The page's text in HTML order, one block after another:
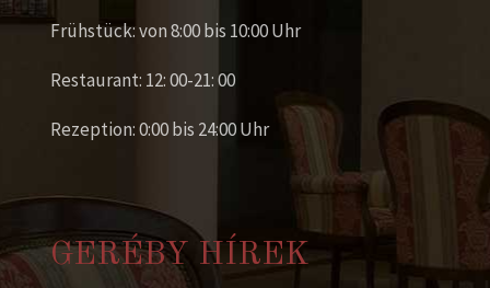
Frühstück: von 8:00 bis 10:00 Uhr
Restaurant: 12: 00-21: 00
Rezeption: 0:00 bis 24:00 Uhr
GERÉBY HÍREK